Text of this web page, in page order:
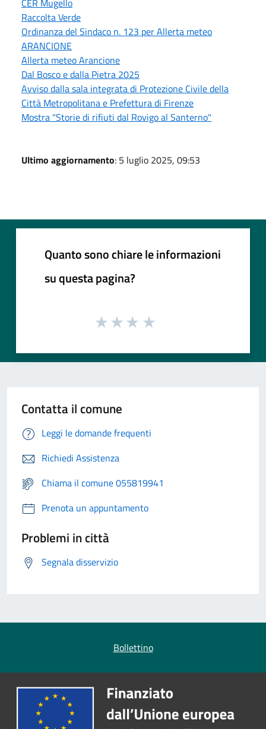
Raccolta Verde
Ordinanza del Sindaco n. 123 per Allerta meteo
ARANCIONE
Allerta meteo Arancione
Dal Bosco e dalla Pietra 2025
Avviso dalla sala integrata di Protezione Civile della
Città Metropolitana e Prefettura di Firenze
Mostra "Storie di rifiuti dal Rovigo al Santerno"
Ultimo aggiornamento: 5 luglio 2025, 09:53
Quanto sono chiare le informazioni
su questa pagina?
Contatta il comune
Leggi le domande frequenti
Richiedi Assistenza
Chiama il comune 055819941
Prenota un appuntamento
Problemi in città
Segnala disservizio
Bollettino